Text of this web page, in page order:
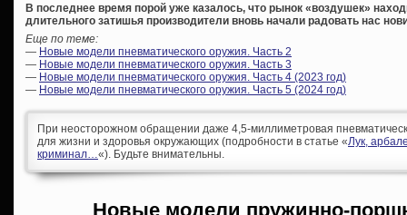
В последнее время порой уже казалось, что рынок «воздушек»
длительного затишья производители вновь начали радовать нас
Еще по теме:
— Новые модели пневматического оружия. Часть 2
— Новые модели пневматического оружия. Часть 3
— Новые модели пневматического оружия. Часть 4 (2023 год)
— Новые модели пневматического оружия. Часть 5 (2024 год)
При неосторожном обращении даже 4,5-миллиметровая
для жизни и здоровья окружающих (подробности в статье «Лук,
криминал…«). Будьте внимательны.
Новые модели пружинно-